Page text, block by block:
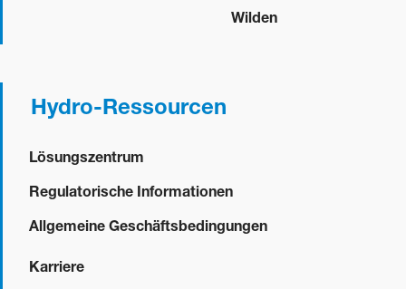
Wilden
Hydro-Ressourcen
Lösungszentrum
Regulatorische Informationen
Allgemeine Geschäftsbedingungen
Karriere